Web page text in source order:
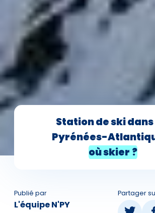
Station de ski dans
Pyrénées-
où skier ?
Publié par
L'équipe N'PY
Partager